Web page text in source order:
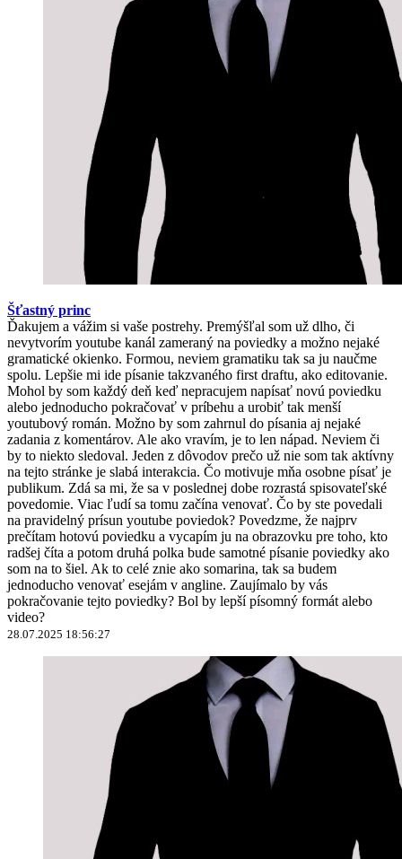
Šťastný princ
Ďakujem a vážim si vaše postrehy. Premýšľal som už dlho, či
nevytvorím youtube kanál zameraný na poviedky a možno nejaké
gramatické okienko. Formou, neviem gramatiku tak sa ju naučme
spolu. Lepšie mi ide písanie takzvaného first draftu, ako editovanie.
Mohol by som každý deň keď nepracujem napísať novú poviedku
alebo jednoducho pokračovať v príbehu a urobiť tak menší
youtubový román. Možno by som zahrnul do písania aj nejaké
zadania z komentárov. Ale ako vravím, je to len nápad. Neviem či
by to niekto sledoval. Jeden z dôvodov prečo už nie som tak aktívny
na tejto stránke je slabá interakcia. Čo motivuje mňa osobne písať je
publikum. Zdá sa mi, že sa v poslednej dobe rozrastá spisovateľské
povedomie. Viac ľudí sa tomu začína venovať. Čo by ste povedali
na pravidelný prísun youtube poviedok? Povedzme, že najprv
prečítam hotovú poviedku a vycapím ju na obrazovku pre toho, kto
radšej číta a potom druhá polka bude samotné písanie poviedky ako
som na to šiel. Ak to celé znie ako somarina, tak sa budem
jednoducho venovať esejám v angline. Zaujímalo by vás
pokračovanie tejto poviedky? Bol by lepší písomný formát alebo
video?
28.07.2025 18:56:27